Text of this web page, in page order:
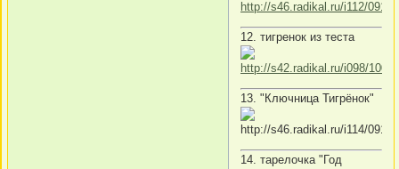
12. тигренок из теста
13. "Ключница Тигрёнок"
14. тарелочка "Год